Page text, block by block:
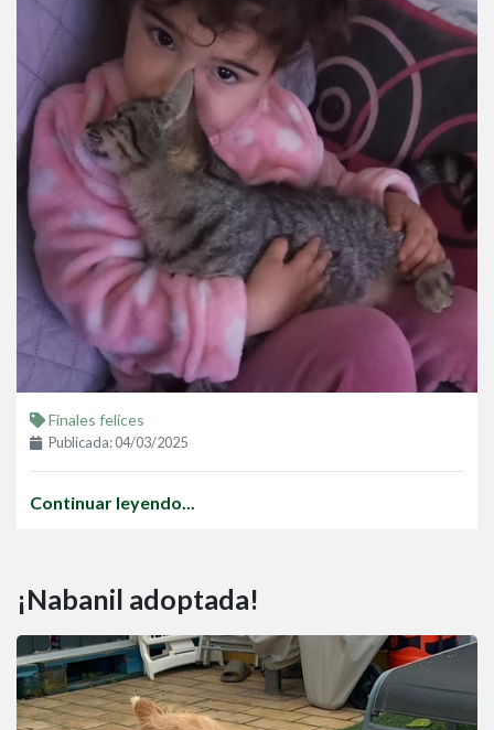
Finales felices
Publicada: 04/03/2025
Continuar leyendo...
¡Nabanil adoptada!